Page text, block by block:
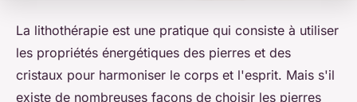
La lithothérapie est une pratique qui consiste à utiliser
les propriétés énergétiques des pierres et des
cristaux pour harmoniser le corps et l'esprit. Mais s'il
existe de nombreuses façons de choisir les pierres